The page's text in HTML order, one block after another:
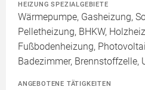
HEIZUNG SPEZIALGEBIETE
Wärmepumpe, Gasheizung,
Pelletheizung, BHKW,
Fußbodenheizung,
Badezimmer, Brennstoffzelle,
ANGEBOTENE TÄTIGKEITEN